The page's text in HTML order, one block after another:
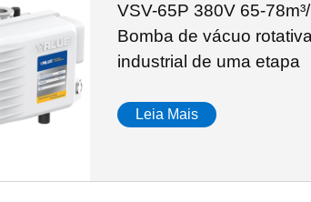
VSV-65P 380V 65-
Bomba de vácuo rotativa
industrial de uma etapa
Leia Mais